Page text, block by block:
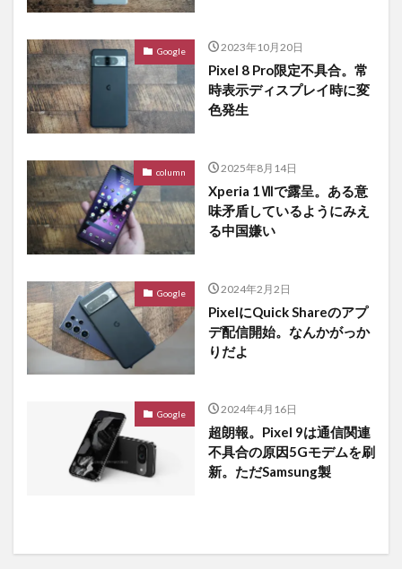
Google 2023年10月20日
Pixel 8 Pro限定不具合。常
時表示ディスプレイ時に変
色発生
column 2025年8月14日
Xperia 1Ⅶで露呈。ある意
味矛盾しているようにみえ
る中国嫌い
Google 2024年2月2日
PixelにQuick Shareのアプ
デ配信開始。なんかがっか
りだよ
Google 2024年4月16日
超朗報。Pixel 9は通信関連
不具合の原因5Gモデムを刷
新。ただSamsung製